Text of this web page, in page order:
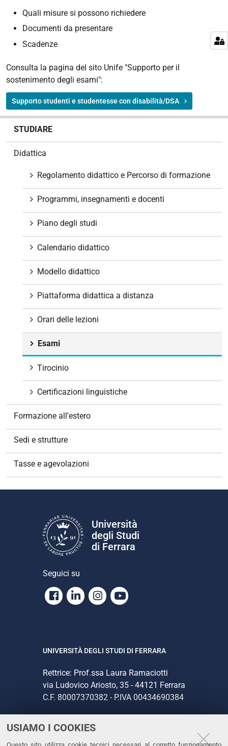
USIAMO I COOKIES
Questo sito utilizza cookie tecnici necessari al corretto funzionamento
Quali misure si possono richiedere
Documenti da presentare
Scadenze
Consulta la pagina del sito Unife "Supporto per il
sostenimento degli esami":
Supporto studenti e studentesse con disabilità/DSA
STUDIARE
Didattica
Regolamento didattico e Percorso di formazione
Programmi, insegnamenti e docenti
Piano degli studi
Calendario didattico
Modello didattico
Piattaforma didattica a distanza
Orari delle lezioni
Esami
Tirocinio
Certificazioni linguistiche
Formazione all'estero
Sedi e strutture
Tasse e agevolazioni
Università
degli Studi
di Ferrara
Seguici su
Facebook
LinkedinInstagram
Youtube
UNIVERSITÀ DEGLI STUDI DI FERRARA
Rettrice: Prof.ssa Laura Ramaciotti
via Ludovico Ariosto, 35 - 44121 Ferrara
C.F. 80007370382 - P.IVA 00434690384
CONTATTI